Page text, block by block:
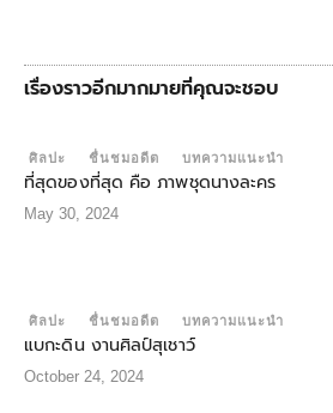
เรื่องราวอีกมากมายที่คุณจะชอบ
ศิลปะ ชื่นชมอดีต บทความแนะนำ
ที่สุดของที่สุด คือ ภาพชุดนางละคร
May 30, 2024
ศิลปะ ชื่นชมอดีต บทความแนะนำ
แบกะดิน งานศิลป์สุเชาว์
October 24, 2024